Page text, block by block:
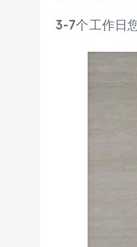
3-7个工作日